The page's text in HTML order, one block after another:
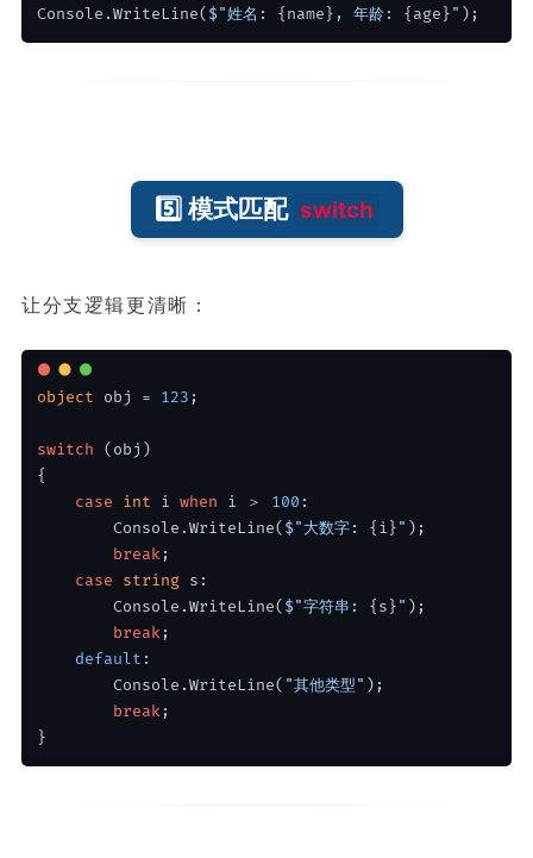
Console.WriteLine( $"姓名: {name} , 年龄: {age}" );
5️⃣ 模式匹配 switch
让分支逻辑更清晰：
object obj = 123 ;
switch (obj)
{
case
int i when i ＞ 100 :
Console.WriteLine( $"大数字: {i}" );
break;
case
string s:
Console.WriteLine( $"字符串: {s}" );
break;
default :
Console.WriteLine( "其他类型" );
break;
}